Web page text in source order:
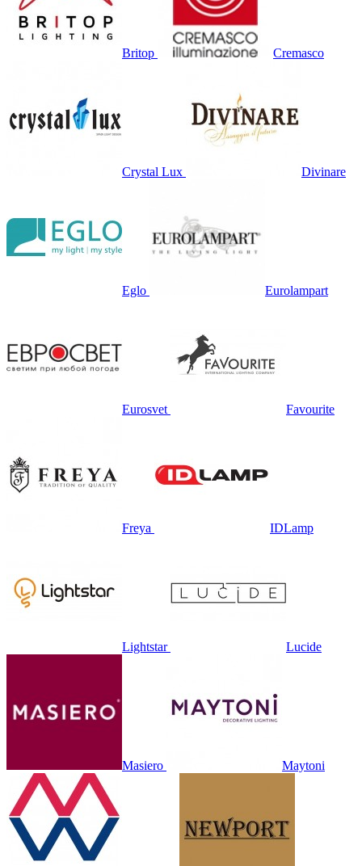
Britop Cremasco
Crystal Lux Divinare
Eglo Eurolampart
Eurosvet Favourite
Freya IDLamp
Lightstar Lucide
Masiero Maytoni